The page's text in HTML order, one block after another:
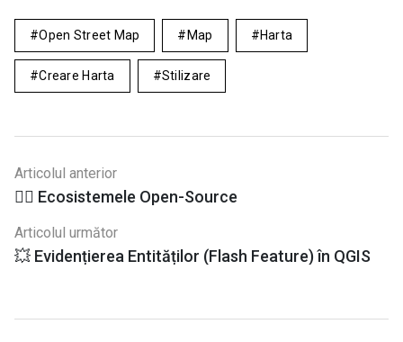
Open Street Map Map Harta
Creare Harta Stilizare
Articolul anterior
🏴‍☠️ Ecosistemele Open-Source
Articolul următor
💥 Evidențierea Entităților (Flash Feature) în QGIS